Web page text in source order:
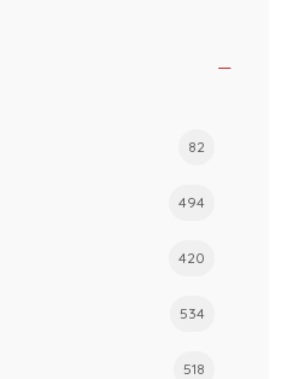
82
494
420
534
518